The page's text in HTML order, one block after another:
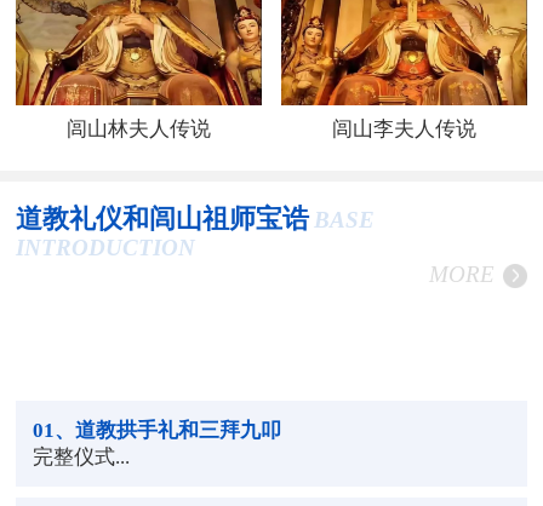
闾山林夫人传说 闾山李夫人传说
道教礼仪和闾山祖师宝诰 BASE
INTRODUCTION
MORE
01 、道教拱手礼和三拜九叩
完整仪式...